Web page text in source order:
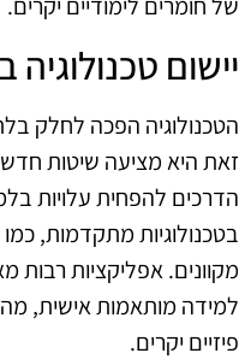
יישום
הטכנולוגיה הפכה לחלק
זאת היא מציעה שיטות
הדרכים להפחית עלויות
בטכנולוגיות מתקדמות,
מקוונים. אפליקציות רבות
למידה מותאמות אישית,
פיזיים יקרים.